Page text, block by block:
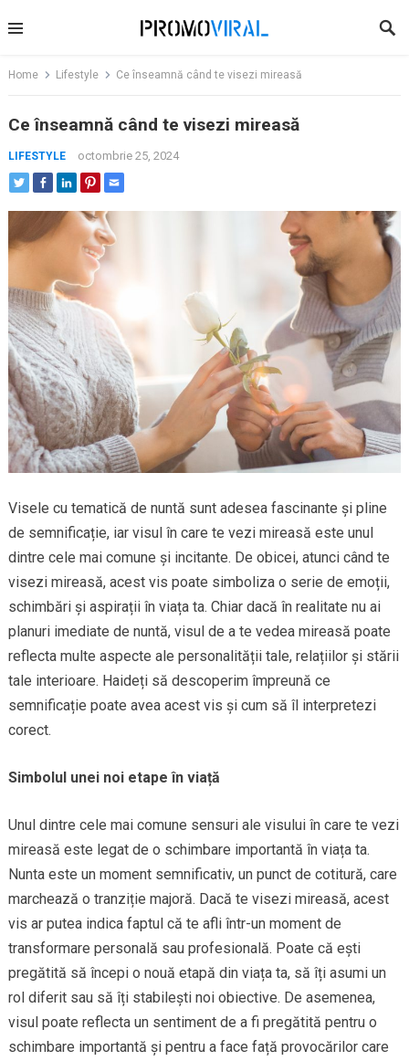
to
Home Lifestyle Ce înseamnă când te visezi mireasă
Ce înseamnă când te visezi mireasă
LIFESTYLE octombrie 25, 2024
Visele cu tematică de nuntă sunt adesea fascinante și pline
de semnificație, iar visul în care te vezi mireasă este unul
dintre cele mai comune și incitante. De obicei, atunci când te
visezi mireasă, acest vis poate simboliza o serie de emoții,
schimbări și aspirații în viața ta. Chiar dacă în realitate nu ai
planuri imediate de nuntă, visul de a te vedea mireasă poate
reflecta multe aspecte ale personalității tale, relațiilor și stării
tale interioare. Haideți să descoperim împreună ce
semnificație poate avea acest vis și cum să îl interpretezi
corect.
Simbolul unei noi etape în viață
Unul dintre cele mai comune sensuri ale visului în care te vezi
mireasă este legat de o schimbare importantă în viața ta.
Nunta este un moment semnificativ, un punct de cotitură, care
marchează o tranziție majoră. Dacă te visezi mireasă, acest
vis ar putea indica faptul că te afli într-un moment de
transformare personală sau profesională. Poate că ești
pregătită să începi o nouă etapă din viața ta, să îți asumi un
rol diferit sau să îți stabilești noi obiective. De asemenea,
visul poate reflecta un sentiment de a fi pregătită pentru o
schimbare importantă și pentru a face față provocărilor care